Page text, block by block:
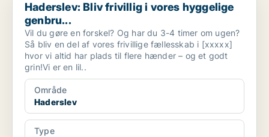
Haderslev: Bliv frivillig i vores hyggelige
genbru...
Vil du gøre en forskel? Og har du 3-4 timer om ugen?
Så bliv en del af vores frivillige fællesskab i [xxxxx]
hvor vi altid har plads til flere hænder – og et godt
grin!Vi er en lil..
Område
Haderslev
Type